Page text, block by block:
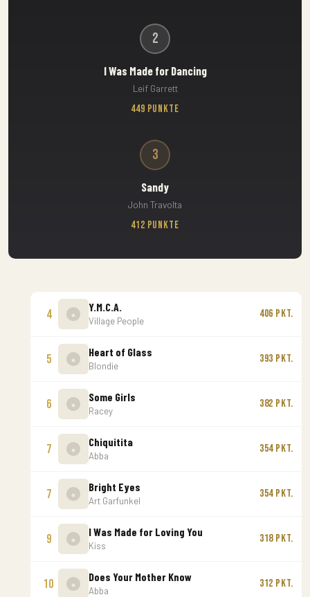
2
I Was Made for Dancing
Leif Garrett
449 Punkte
3
Sandy
John Travolta
412 Punkte
4
Y.M.C.A.
Village People
406 Pkt.
5
Heart of Glass
Blondie
393 Pkt.
6
Some Girls
Racey
382 Pkt.
7
Chiquitita
Abba
354 Pkt.
7
Bright Eyes
Art Garfunkel
354 Pkt.
9
I Was Made for Loving You
Kiss
318 Pkt.
10
Does Your Mother Know
Abba
312 Pkt.